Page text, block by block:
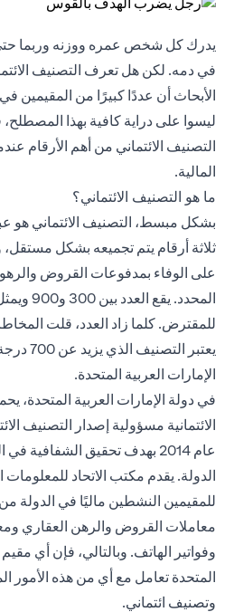
يدرك كل شخص عمره ووزنه وربما
في دمه. لكن هل تعرف التصنيف
الأبحاث أن عددًا كبيرًا من المقيمين في
ليسوا على دراية كافية بهذا
التصنيف الائتماني من أهم الأرقام
المالية.
ما هو التصنيف الائتماني؟
بشكل مبسط، التصنيف الائتماني
ثلاثة أرقام يتم تجميعه بشكل
على الوفاء بمدفوعات القروض
المحدد.
للمقترض. كلما زاد العدد، قلت
يعتبر
الإمارات العربية المتحدة.
في دولة الإمارات العربية المتحدة،
الائتمانية مسؤولية إصدار التصنيف
عام 2014 بهدف تحقيق الشفافية
الدولة. يقدم مكتب الاتحاد للمعلومات
للمقيمين النشطين ماليًا في الدولة
معاملات القروض والرهن العقاري
وفواتير الهاتف. وبالتالي، فإن أي
المتحدة تعامل مع أي من هذه الأمور
وتصنيف ائتماني.